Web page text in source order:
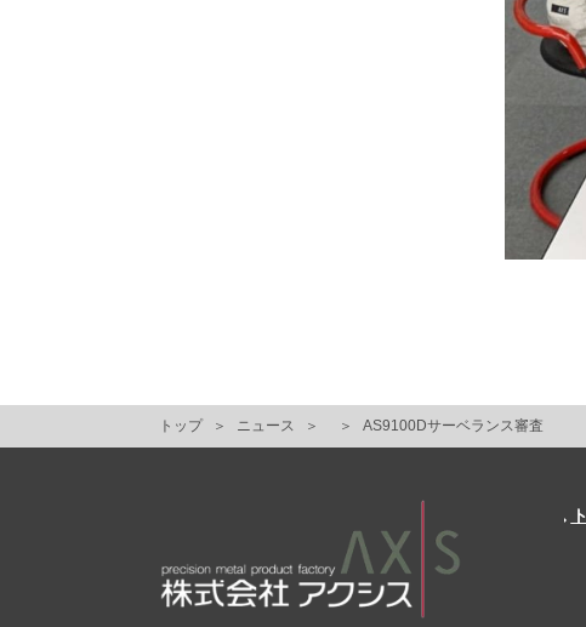
トップ ニュース AS9100Dサーベランス審査